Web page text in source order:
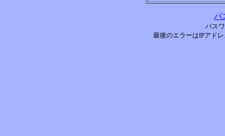
パ
パス
最後のエラーはIPアド